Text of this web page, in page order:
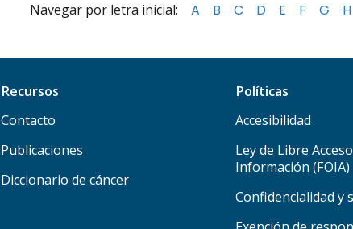
Navegar por letra inicial: A B C D E F G H
Recursos
Contacto
Publicaciones
Diccionario de cáncer
Políticas
Accesibilidad
Ley de Libre
Información (FOIA)
Confidencialidad y